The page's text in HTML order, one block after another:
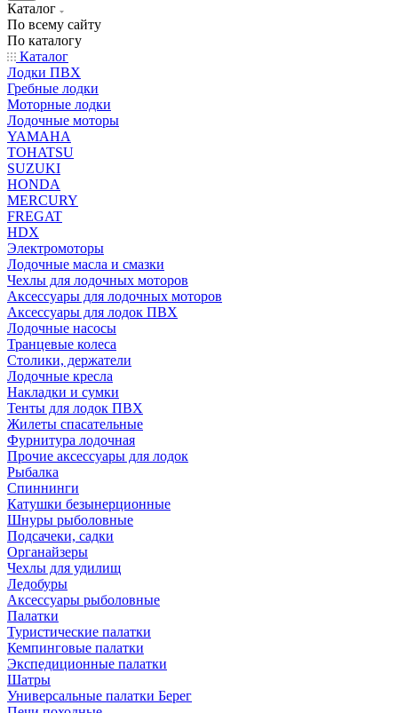
Каталог
По всему сайту
По каталогу
Каталог
Лодки ПВХ
Гребные лодки
Моторные лодки
Лодочные моторы
YAMAHA
TOHATSU
SUZUKI
HONDA
MERCURY
FREGAT
HDX
Электромоторы
Лодочные масла и смазки
Чехлы для лодочных моторов
Аксессуары для лодочных моторов
Аксессуары для лодок ПВХ
Лодочные насосы
Транцевые колеса
Столики, держатели
Лодочные кресла
Накладки и сумки
Тенты для лодок ПВХ
Жилеты спасательные
Фурнитура лодочная
Прочие аксессуары для лодок
Рыбалка
Спиннинги
Катушки безынерционные
Шнуры рыболовные
Подсачеки, садки
Органайзеры
Чехлы для удилищ
Ледобуры
Аксессуары рыболовные
Палатки
Туристические палатки
Кемпинговые палатки
Экспедиционные палатки
Шатры
Универсальные палатки Берег